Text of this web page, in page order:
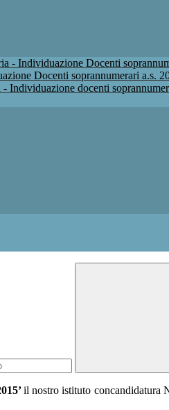
- Individuazione Docenti
Docenti soprannumerari a.s.
Individuazione docenti
il nostro istituto